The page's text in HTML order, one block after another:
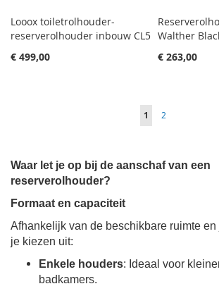
Looox toiletrolhouder-
reserverolhouder inbouw CL5
€ 499,00
Walther
€ 263,00
Pagina
Je1 Pagina
2
Waar let je op bij de aanschaf van een
reserverolhouder?
Formaat en capaciteit
Afhankelijk van de beschikbare ruimte en
je kiezen uit:
Enkele houders: Ideaal voor
badkamers.